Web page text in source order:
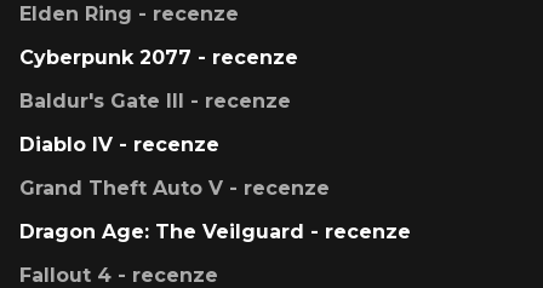
Elden Ring - recenze
Cyberpunk 2077 - recenze
Baldur's Gate III - recenze
Diablo IV - recenze
Grand Theft Auto V - recenze
Dragon Age: The Veilguard - recenze
Fallout 4 - recenze